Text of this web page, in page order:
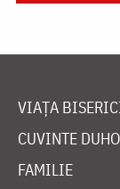
VIAȚA
CUVINTE
FAMILIE